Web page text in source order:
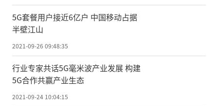
5G套餐用户接近6亿户 中国移动占据
半壁江山
2021-09-26 09:48:35
行业专家共话5G毫米波产业发展 构建
5G合作共赢产业生态
2021-09-24 10:04:15